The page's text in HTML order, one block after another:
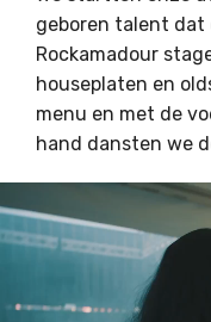
geboren talent dat
Rockamadour
houseplaten en
menu en met de
hand dansten we